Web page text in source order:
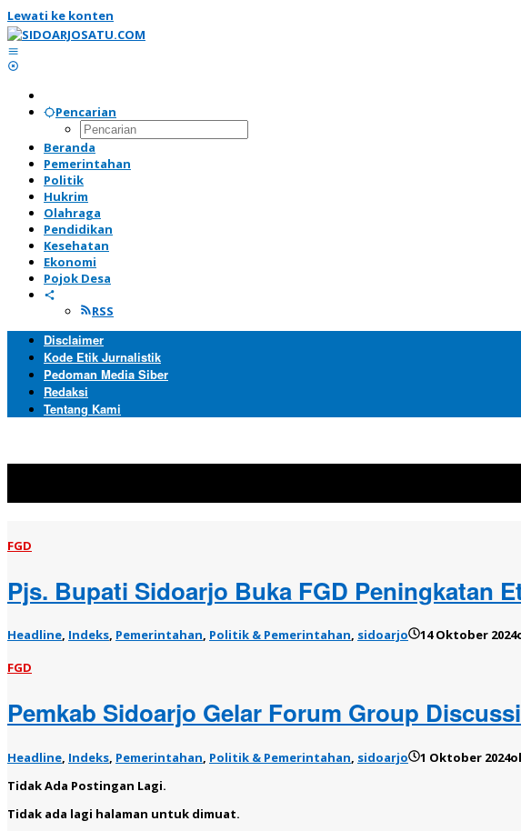
Lewati ke konten
Pencarian
Beranda
Pemerintahan
Politik
Hukrim
Olahraga
Pendidikan
Kesehatan
Ekonomi
Pojok Desa
RSS
Disclaimer
Kode Etik Jurnalistik
Pedoman Media Siber
Redaksi
Tentang Kami
FGD
Pjs. Bupati Sidoarjo Buka FGD Peningkatan
Headline, Indeks, Pemerintahan, Politik & Pemerintahan, sidoarjo 14 Oktober 2024
FGD
Pemkab Sidoarjo Gelar Forum Group
Headline Indeks Pemerintahan Politik & Pemerintahan sidoarjo 1 Oktober 2024
Tidak Ada Postingan Lagi.
Tidak ada lagi halaman untuk dimuat.